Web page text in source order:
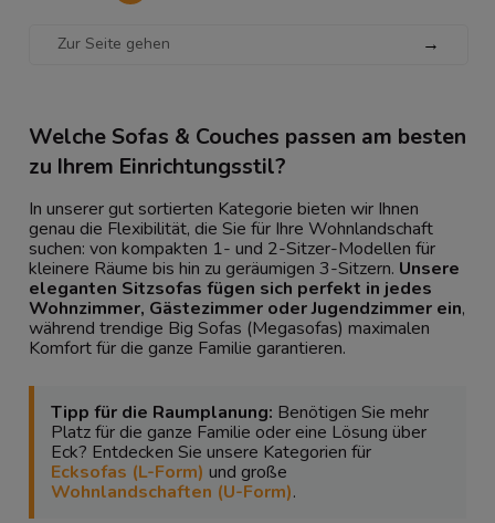
→
Welche Sofas & Couches passen am besten
zu Ihrem Einrichtungsstil?
In unserer gut sortierten Kategorie bieten wir Ihnen
genau die Flexibilität, die Sie für Ihre Wohnlandschaft
suchen: von kompakten 1- und 2-Sitzer-Modellen für
kleinere Räume bis hin zu geräumigen 3-Sitzern. Unsere
eleganten Sitzsofas fügen sich perfekt in jedes
Wohnzimmer, Gästezimmer oder Jugendzimmer ein,
während trendige Big Sofas (Megasofas) maximalen
Komfort für die ganze Familie garantieren.
Tipp für die Raumplanung: Benötigen Sie mehr
Platz für die ganze Familie oder eine Lösung über
Eck? Entdecken Sie unsere Kategorien für
Ecksofas (L-Form) und große
Wohnlandschaften (U-Form).